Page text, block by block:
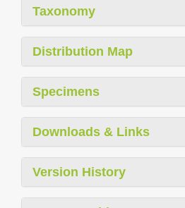
Taxonomy
Distribution Map
Specimens
Downloads & Links
Version History